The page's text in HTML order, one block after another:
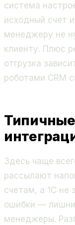
система
исходный счет
менеджеру не
клиенту. Плюс
отгрузка
роботами CRM
Здесь чаще
рассылают
счетам, а 1С не
ошибки —
менеджеры.